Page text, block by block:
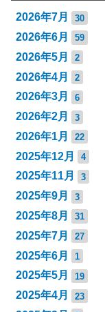
2026年7月 30
2026年6月 59
2026年5月 2
2026年4月 2
2026年3月 6
2026年2月 3
2026年1月 22
2025年12月 4
2025年11月 3
2025年9月 3
2025年8月 31
2025年7月 27
2025年6月 1
2025年5月 19
2025年4月 23